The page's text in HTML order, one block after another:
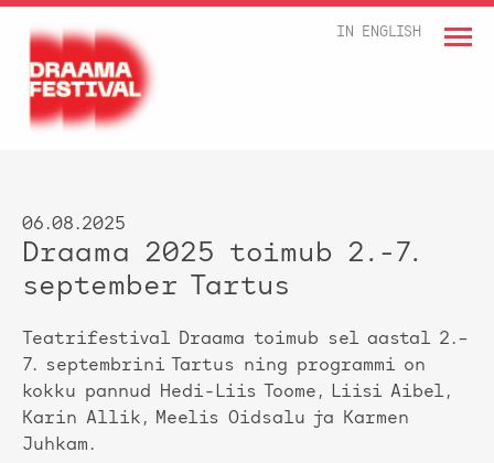
IN ENGLISH
06.08.2025
Draama 2025 toimub 2.-7.
september Tartus
Teatrifestival Draama toimub sel aastal 2.–
7. septembrini Tartus ning programmi on
kokku pannud Hedi-Liis Toome, Liisi Aibel,
Karin Allik, Meelis Oidsalu ja Karmen
Juhkam.